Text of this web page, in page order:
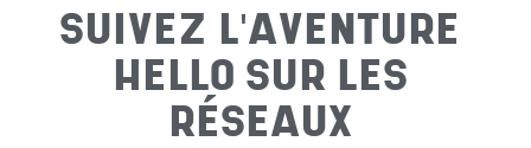
SUIVEZ L'AVENTURE
HELLO SUR LES
RÉSEAUX